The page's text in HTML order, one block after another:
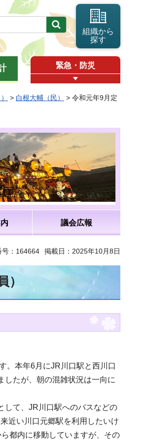
組織から
探す
緊急・防災
> 白根大輔（民）
> 令和元年9月定
議会広報
号：164664 掲載日：2025年10月8日
）
。本年6月にJR川口駅と西川口
したが、朝の混雑状況は一向に
して、JR川口駅へのバスなどの
近い川口元郷駅を利用したいけ
都内に移動していますが、その